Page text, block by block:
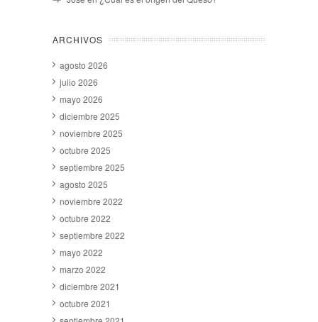
ARCHIVOS
agosto 2026
julio 2026
mayo 2026
diciembre 2025
noviembre 2025
octubre 2025
septiembre 2025
agosto 2025
noviembre 2022
octubre 2022
septiembre 2022
mayo 2022
marzo 2022
diciembre 2021
octubre 2021